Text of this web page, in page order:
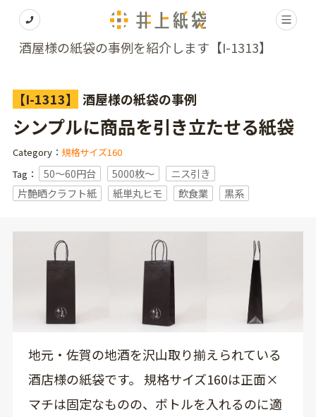
酒屋様の紙袋の事例を紹介します【I-1313】
【I-1313】 酒屋様の紙袋の事例
シンプルに商品を引き立たせる紙袋
Category： 規格サイズ160
Tag：
50～60円台 5000枚〜
ニス引き
片艶晒クラフト紙
紙単丸ヒモ 飲食業 黒系
地元・佐賀の地酒を沢山取り揃えられている
酒店様の紙袋です。 規格サイズ160は正面×
マチは固定なものの、ボトルを入れるのに適